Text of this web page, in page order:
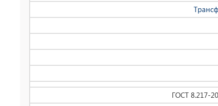
ГОСТ 8.217-